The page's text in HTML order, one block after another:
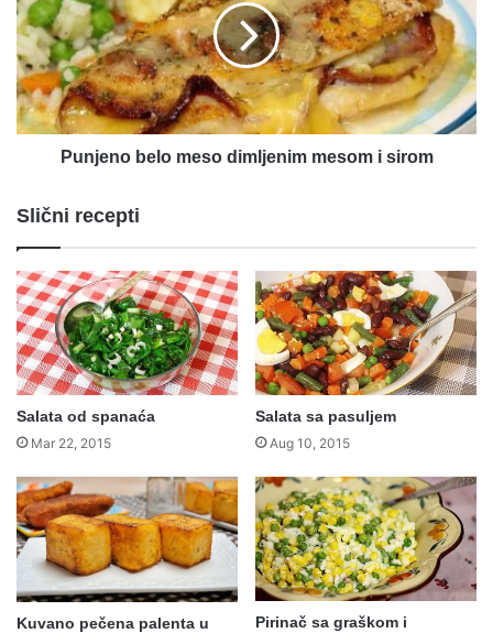
dimljenim
mesom
i
sirom
Punjeno belo meso dimljenim mesom i sirom
Slični recepti
Salata od spanaća
Mar 22, 2015
Salata sa pasuljem
Aug 10, 2015
Kuvano pečena palenta u
Pirinač sa graškom i